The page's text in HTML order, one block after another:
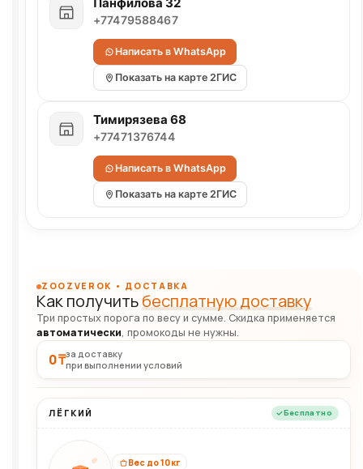
+77479588467
Написать в WhatsApp
Показать на карте 2ГИС
Тимирязева 68
+77471376744
Написать в WhatsApp
Показать на карте 2ГИС
ZOOZVEROK • ДОСТАВКА
Как получитьбесплатную доставку
Три простых порога по весу и сумме. Скидка применяется
автоматически, промокоды не нужны.
0 ₸за доставку
при выполнении условий
ЛЁГКИЙ Бесплатно
Вес до 10 кг